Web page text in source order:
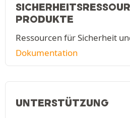
PRODUKTE
Ressourcen für Sicherheit
Dokumentation
UNTERSTÜTZUNG